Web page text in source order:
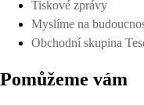
Tiskové zprávy
Myslíme na
Obchodní skupina
Pomůžeme vám